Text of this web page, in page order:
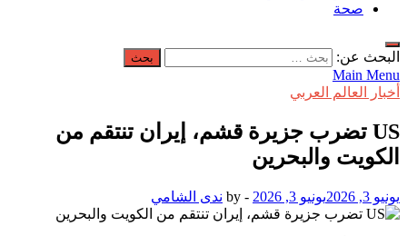
صحة
البحث عن:
Main Menu
أخبار العالم العربي
US تضرب جزيرة قشم، إيران تنتقم من
الكويت والبحرين
يونيو 3, 2026 يونيو 3, 2026 -
by ندى الشامي